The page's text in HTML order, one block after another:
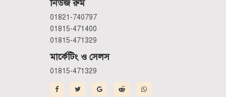
নিউজ রুম
01821-740797
01815-471400
01815-471329
মার্কেটিং ও সেলস
01815-471329